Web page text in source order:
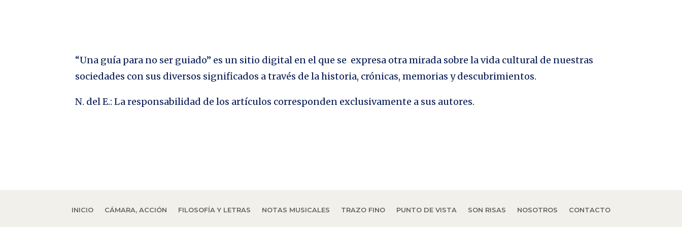
“Una guía para no ser guiado” es un sitio digital en el que se expresa otra mirada sobre la vida cultural de nuestras
sociedades con sus diversos significados a través de la historia, crónicas, memorias y descubrimientos.
N. del E.: La responsabilidad de los artículos corresponden exclusivamente a sus autores.
INICIO CÁMARA, ACCIÓN FILOSOFÍA Y LETRAS NOTAS MUSICALES TRAZO FINO PUNTO DE VISTA SON RISAS NOSOTROS CONTACTO